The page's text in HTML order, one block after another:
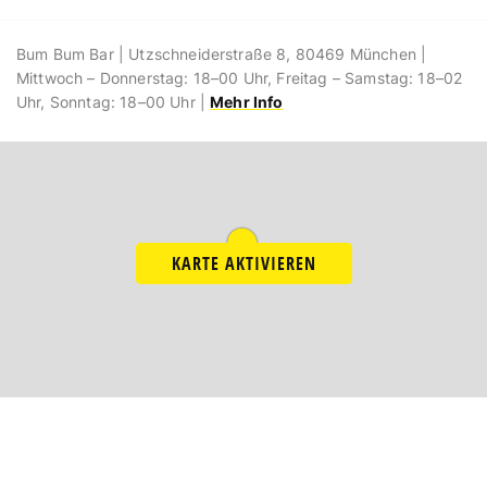
Bum Bum Bar | Utzschneiderstraße 8, 80469 München |
Mittwoch – Donnerstag: 18–00 Uhr, Freitag – Samstag: 18–02
Uhr, Sonntag: 18–00 Uhr |Mehr Info
KARTE AKTIVIEREN